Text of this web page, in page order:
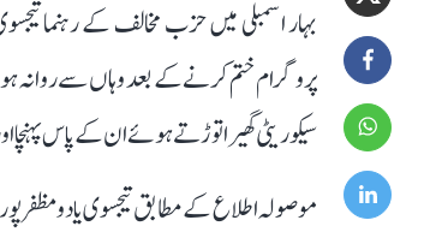
بہار اسمبلی میں حزب مخالف کے رہنما
پروگرام ختم کرنے کے بعد وہاں سے
سیکوریٹی گھیرا توڑتے ہوئے ان کے پاس پہنچا
موصولہ اطلاع کے مطابق تیجسوی یادو